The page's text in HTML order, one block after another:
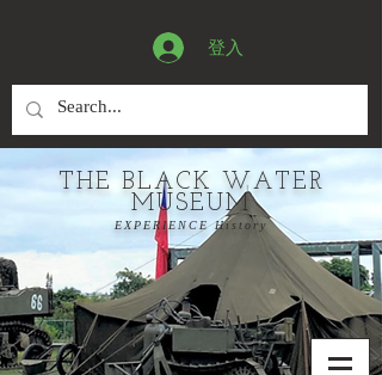
登入
THE BLACK WATER
MUSEUM
EXPERIENCE History